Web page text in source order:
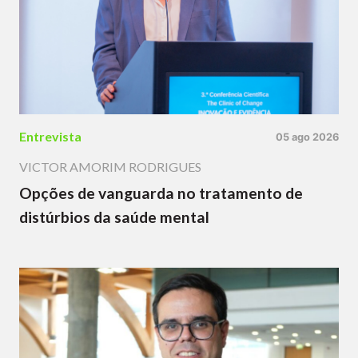
Entrevista 05 ago 2026
VICTOR AMORIM RODRIGUES
Opções de vanguarda no tratamento de
distúrbios da saúde mental